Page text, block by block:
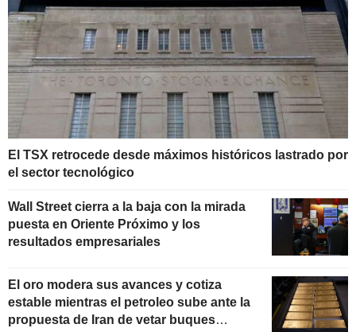
El TSX retrocede desde máximos históricos lastrado por
el sector tecnológico
Wall Street cierra a la baja con la mirada
puesta en Oriente Próximo y los
resultados empresariales
El oro modera sus avances y cotiza
estable mientras el petroleo sube ante la
propuesta de Iran de vetar buques